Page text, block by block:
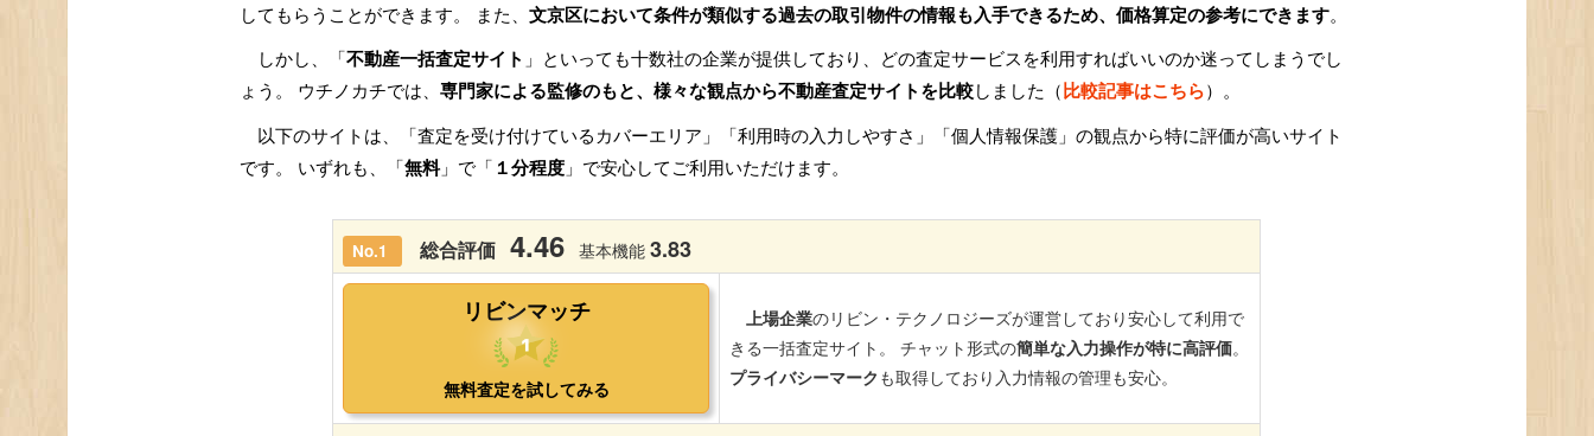
してもらうことができます。 また、 文京区において条件が類似する過去の取引物件の情報も入手できるため、価格算定の参考にできます。
しかし、「不動産一括査定サイト 」といっても十数社の企業が提供しており、どの査定サービスを利用すればいいのか迷ってしまうでし
ょう。 ウチノカチでは、 専門家による監修のもと、様々な観点から不動産査定サイトを比較しました（比較記事はこちら）。
以下のサイトは、「査定を受け付けているカバーエリア」「利用時の入力しやすさ」「個人情報保護」の観点から特に評価が高いサイト
です。 いずれも、「無料」で「 １分程度 」で安心してご利用いただけます。